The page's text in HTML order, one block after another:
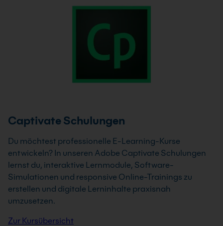
Captivate Schulungen
Du möchtest professionelle E-Learning-Kurse
entwickeln? In unseren Adobe Captivate Schulungen
lernst du, interaktive Lernmodule, Software-
Simulationen und responsive Online-Trainings zu
erstellen und digitale Lerninhalte praxisnah
umzusetzen.
Zur Kursübersicht